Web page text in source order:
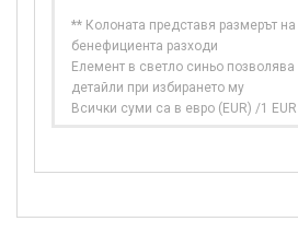
** Колоната представя размерът на
бенефициента разходи
Елемент в светло синьо
детайли при избирането му
Всички суми са в евро (EUR) /1